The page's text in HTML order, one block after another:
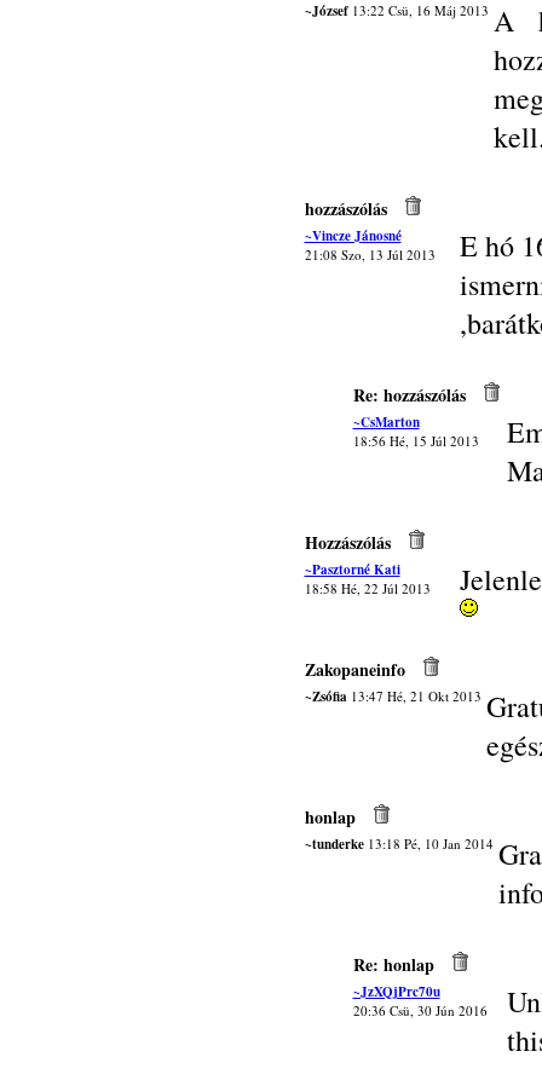
~József13:22 Csü, 16 Máj 2013 A
hozzászólás
~Vincze Jánosné
21:08 Szo, 13 Júl 2013
E hó
Re: hozzászólás
~CsMarton
18:56 Hé, 15 Júl 2013
Hozzászólás
~Pasztorné Kati
18:58 Hé, 22 Júl 2013
Zakopaneinfo
~Zsófia13:47 Hé, 21 Okt 2013
honlap
~tunderke13:18 Pé, 10 Jan 2014
Re: honlap
~JzXQjPrc70u
20:36 Csü, 30 Jún 2016